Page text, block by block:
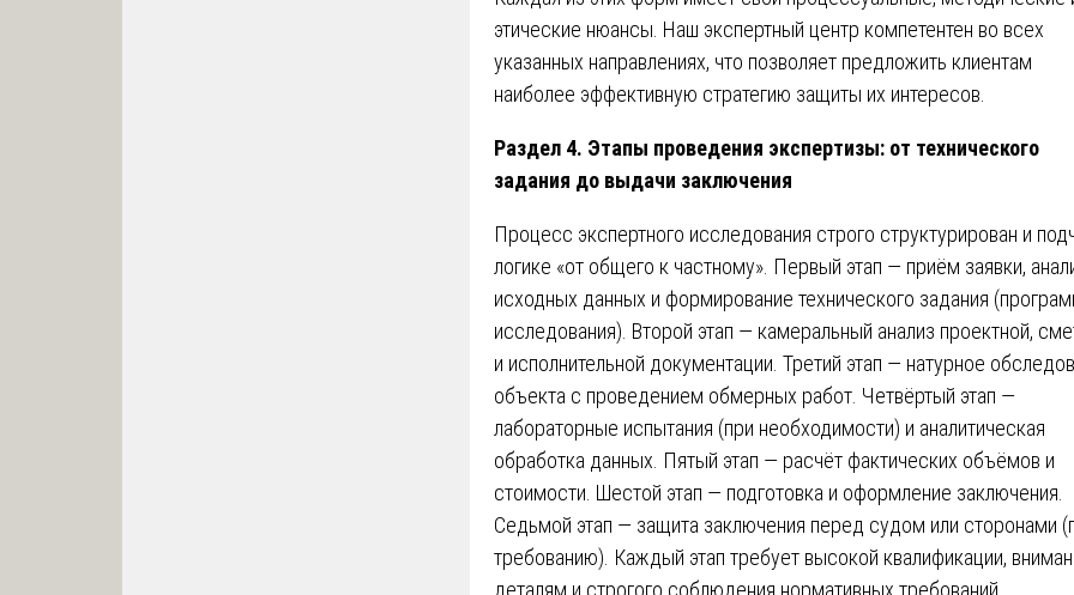
этические нюансы. Наш экспертный центр компетентен во всех
указанных направлениях, что позволяет предложить клиентам
наиболее эффективную стратегию защиты их интересов.
Раздел 4. Этапы проведения экспертизы: от технического
задания до выдачи заключения
Процесс экспертного исследования строго структурирован и
логике «от общего к частному». Первый этап — приём заявки,
исходных данных и формирование технического задания
исследования). Второй этап — камеральный анализ проектной,
и исполнительной документации. Третий этап — натурное
объекта с проведением обмерных работ. Четвёртый этап —
лабораторные испытания (при необходимости) и аналитическая
обработка данных. Пятый этап — расчёт фактических объёмов и
стоимости. Шестой этап — подготовка и оформление заключения.
Седьмой этап — защита заключения перед судом или сторонами
требованию). Каждый этап требует высокой квалификации,
деталям и строгого соблюдения нормативных требований.